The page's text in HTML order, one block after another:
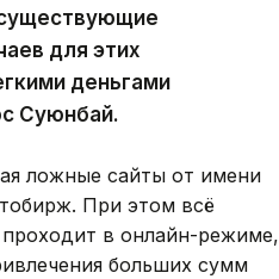
для этих
деньгами
Суюнбай.
ложные сайты от имени
При этом всё
в онлайн-режиме,
больших сумм